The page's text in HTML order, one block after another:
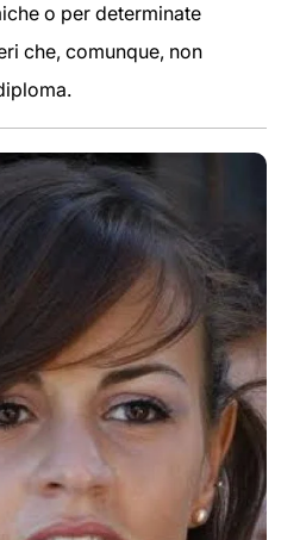
o per determinate
che, comunque, non